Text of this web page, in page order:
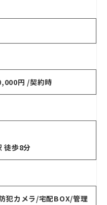
円 /契約時
徒歩8分
犯カメラ/宅配BOX/管理